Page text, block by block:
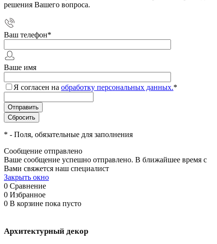
решения Вашего вопроса.
Ваш телефон*
Ваше имя
Я согласен на обработку персональных данных.*
* - Поля, обязательные для заполнения
Сообщение отправлено
Ваше сообщение успешно отправлено. В ближайшее время с
Вами свяжется наш специалист
Закрыть окно
0 Сравнение
0 Избранное
0 В корзине пока пусто
Архитектурный декор